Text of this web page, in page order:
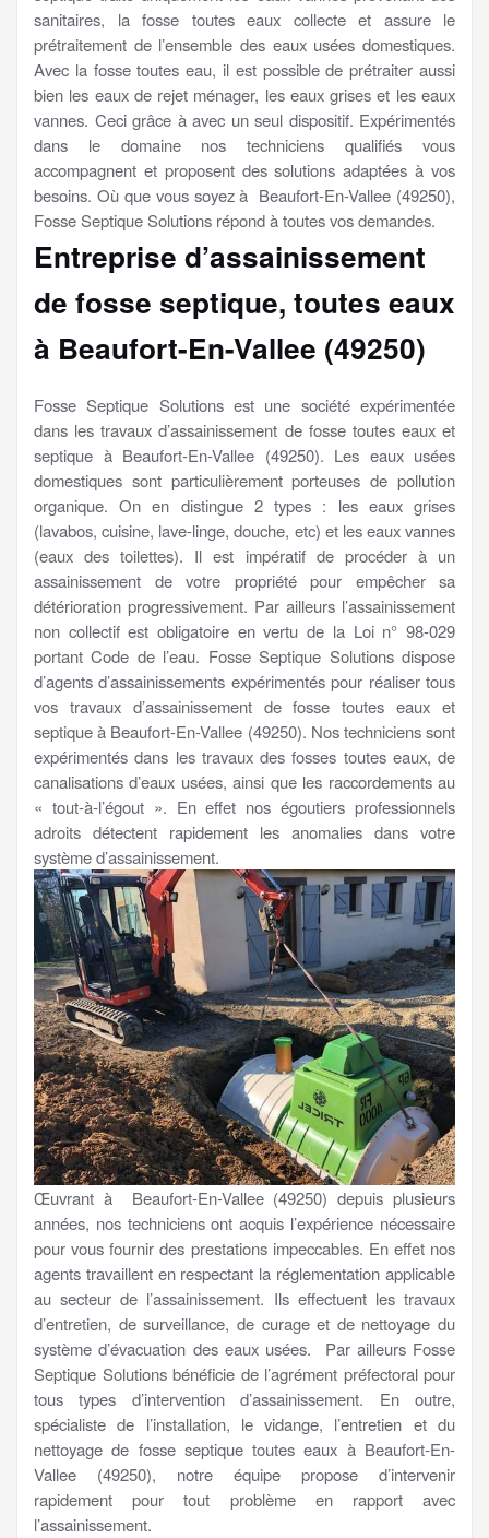
sanitaires, la fosse toutes eaux collecte et assure le
prétraitement de l’ensemble des eaux usées domestiques.
Avec la fosse toutes eau, il est possible de prétraiter aussi
bien les eaux de rejet ménager, les eaux grises et les eaux
vannes. Ceci grâce à avec un seul dispositif. Expérimentés
dans le domaine nos techniciens qualifiés vous
accompagnent et proposent des solutions adaptées à vos
besoins. Où que vous soyez à Beaufort-En-Vallee (49250),
Fosse Septique Solutions répond à toutes vos demandes.
Entreprise d’assainissement
de fosse septique, toutes eaux
à Beaufort-En-Vallee (49250)
Fosse Septique Solutions est une société expérimentée
dans les travaux d’assainissement de fosse toutes eaux et
septique à Beaufort-En-Vallee (49250). Les eaux usées
domestiques sont particulièrement porteuses de pollution
organique. On en distingue 2 types : les eaux grises
(lavabos, cuisine, lave-linge, douche, etc) et les eaux vannes
(eaux des toilettes). Il est impératif de procéder à un
assainissement de votre propriété pour empêcher sa
détérioration progressivement. Par ailleurs l’assainissement
non collectif est obligatoire en vertu de la Loi n° 98-029
portant Code de l’eau. Fosse Septique Solutions dispose
d’agents d’assainissements expérimentés pour réaliser tous
vos travaux d’assainissement de fosse toutes eaux et
septique à Beaufort-En-Vallee (49250). Nos techniciens sont
expérimentés dans les travaux des fosses toutes eaux, de
canalisations d’eaux usées, ainsi que les raccordements au
« tout-à-l’égout ». En effet nos égoutiers professionnels
adroits détectent rapidement les anomalies dans votre
système d’assainissement.
Œuvrant à Beaufort-En-Vallee (49250) depuis plusieurs
années, nos techniciens ont acquis l’expérience nécessaire
pour vous fournir des prestations impeccables. En effet nos
agents travaillent en respectant la réglementation applicable
au secteur de l’assainissement. Ils effectuent les travaux
d’entretien, de surveillance, de curage et de nettoyage du
système d’évacuation des eaux usées. Par ailleurs Fosse
Septique Solutions bénéficie de l’agrément préfectoral pour
tous types d’intervention d’assainissement. En outre,
spécialiste de l’installation, le vidange, l’entretien et du
nettoyage de fosse septique toutes eaux à Beaufort-En-
Vallee (49250), notre équipe propose d’intervenir
rapidement pour tout problème en rapport avec
l’assainissement.